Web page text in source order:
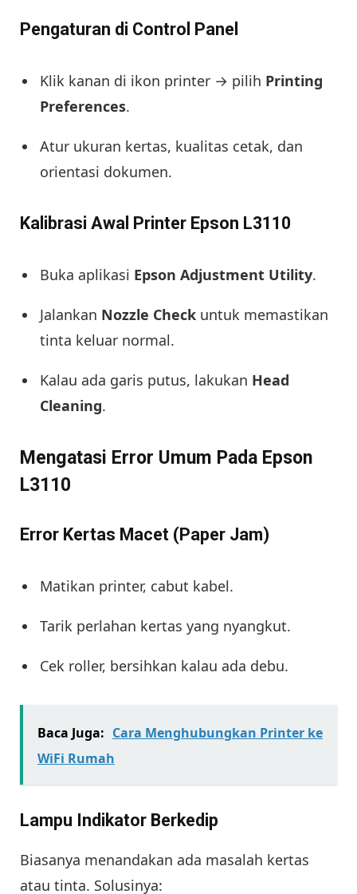
Pengaturan di Control Panel
Klik kanan di ikon printer → pilih Printing
Preferences.
Atur ukuran kertas, kualitas cetak, dan
orientasi dokumen.
Kalibrasi Awal Printer Epson L3110
Buka aplikasi Epson Adjustment Utility.
Jalankan Nozzle Check untuk memastikan
tinta keluar normal.
Kalau ada garis putus, lakukan Head
Cleaning.
Mengatasi Error Umum Pada Epson
L3110
Error Kertas Macet (Paper Jam)
Matikan printer, cabut kabel.
Tarik perlahan kertas yang nyangkut.
Cek roller, bersihkan kalau ada debu.
Baca Juga: Cara Menghubungkan Printer ke
WiFi Rumah
Lampu Indikator Berkedip
Biasanya menandakan ada masalah kertas
atau tinta. Solusinya: